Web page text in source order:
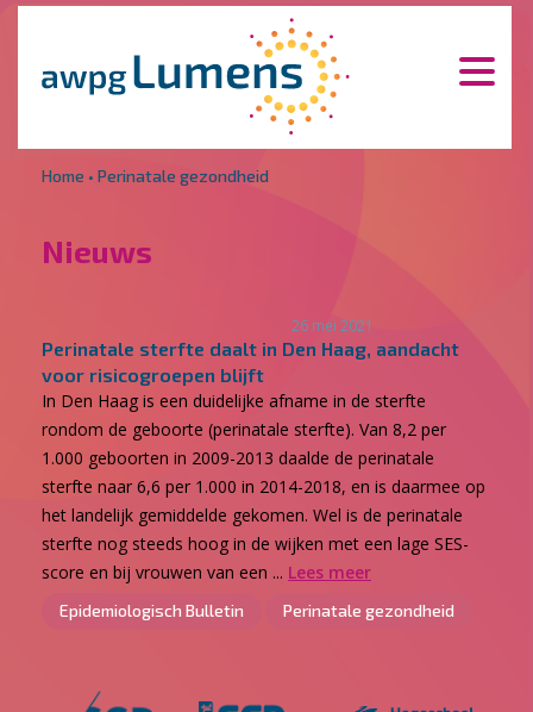
Home • Perinatale gezondheid
Nieuws
26 mei 2021
Perinatale sterfte daalt in Den Haag, aandacht
voor risicogroepen blijft
In Den Haag is een duidelijke afname in de sterfte
rondom de geboorte (perinatale sterfte). Van 8,2 per
1.000 geboorten in 2009-2013 daalde de perinatale
sterfte naar 6,6 per 1.000 in 2014-2018, en is daarmee op
het landelijk gemiddelde gekomen. Wel is de perinatale
sterfte nog steeds hoog in de wijken met een lage SES-
score en bij vrouwen van een ... Lees meer
Epidemiologisch Bulletin Perinatale gezondheid